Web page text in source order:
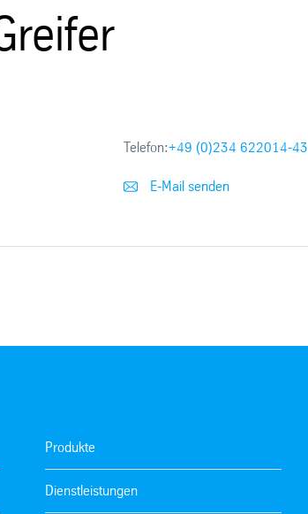
Telefon:+49 (0)234 622014-43
E-Mail senden
Produkte
Dienstleistungen